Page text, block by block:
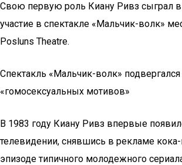
Свою первую роль Киану Ривз сыграл в
участие в спектакле «Мальчик-волк»
Posluns Theatre.
Спектакль «Мальчик-волк» подвергался
«гомосексуальных мотивов»
В 1983 году Киану Ривз впервые
телевидении, снявшись в рекламе
эпизоде типичного молодежного сериала